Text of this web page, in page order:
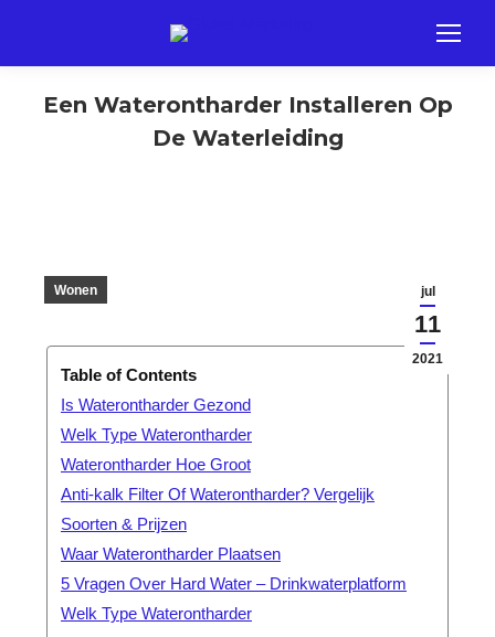
Een Waterontharder Installeren Op
De Waterleiding
jul
11
2021
Wonen
Table of Contents
Is Waterontharder Gezond
Welk Type Waterontharder
Waterontharder Hoe Groot
Anti-kalk Filter Of Waterontharder? Vergelijk
Soorten & Prijzen
Waar Waterontharder Plaatsen
5 Vragen Over Hard Water – Drinkwaterplatform
Welk Type Waterontharder